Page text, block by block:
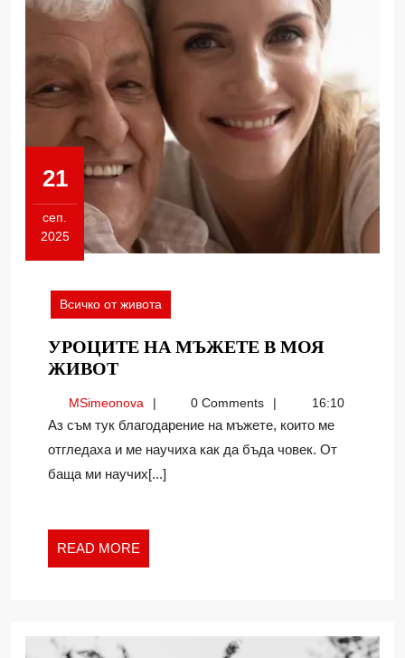
21
сеп.
2025
21.09.2025
Всичко от живота
УРОЦИТЕ НА МЪЖЕТЕ В МОЯ
ЖИВОТУРОЦИТЕ
МЪЖЕТЕ
В
МОЯ
ЖИВОТ
MSimeonovaMSimeonova0 Comments 16:10
Аз съм тук благодарение на мъжете, които ме
отгледаха и ме научиха как да бъда човек. От
баща ми научих[...]
READ MORE
MORE